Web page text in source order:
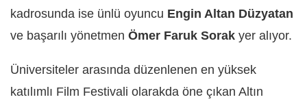
kadrosunda ise ünlü oyuncu Engin Altan Düzyatan
ve başarılı yönetmen Ömer Faruk Sorak yer alıyor.
Üniversiteler arasında düzenlenen en yüksek
katılımlı Film Festivali olarakda öne çıkan Altın